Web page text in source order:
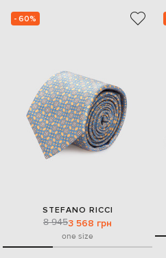
- 60%
STEFANO RICCI
8 9453 568 грн
one size